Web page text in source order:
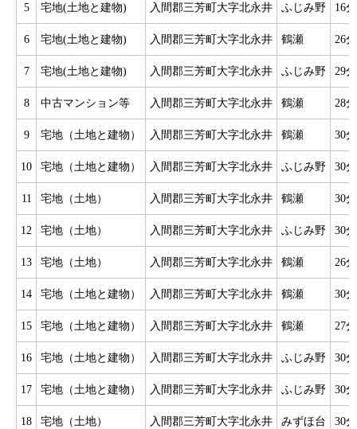
5 宅地(土地と建物) 入間郡三芳町大字北永井 ふじみ野 16分
6 宅地(土地と建物) 入間郡三芳町大字北永井 鶴瀬 26分
7 宅地(土地と建物) 入間郡三芳町大字北永井 ふじみ野 29分
8 中古マンション等 入間郡三芳町大字北永井 鶴瀬 28分
9 宅地（土地と建物） 入間郡三芳町大字北永井 鶴瀬 30分
10 宅地（土地と建物） 入間郡三芳町大字北永井 ふじみ野 30分
11 宅地（土地） 入間郡三芳町大字北永井 鶴瀬 30分
12 宅地（土地） 入間郡三芳町大字北永井 ふじみ野 30分
13 宅地（土地） 入間郡三芳町大字北永井 鶴瀬 26分
14 宅地（土地と建物） 入間郡三芳町大字北永井 鶴瀬 30分
15 宅地（土地と建物） 入間郡三芳町大字北永井 鶴瀬 27分
16 宅地（土地と建物） 入間郡三芳町大字北永井 ふじみ野 30分
17 宅地（土地と建物） 入間郡三芳町大字北永井 ふじみ野 30分
18 宅地（土地） 入間郡三芳町大字北永井 みずほ台 30分